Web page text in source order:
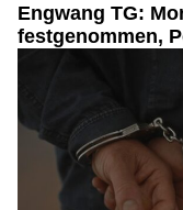
Engwang TG:
festgenommen,